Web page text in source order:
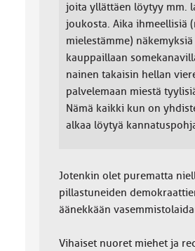
joita yllättäen löytyy mm.
joukosta. Aika ihmeellisiä
mielestämme) näkemyksiä
kauppaillaan
nainen takaisin hellan
palvelemaan miestä
Nämä kaikki kun on
alkaa löytyä
Jotenkin olet purematta
pillastuneiden
äänekkään
Vihaiset nuoret miehet ja